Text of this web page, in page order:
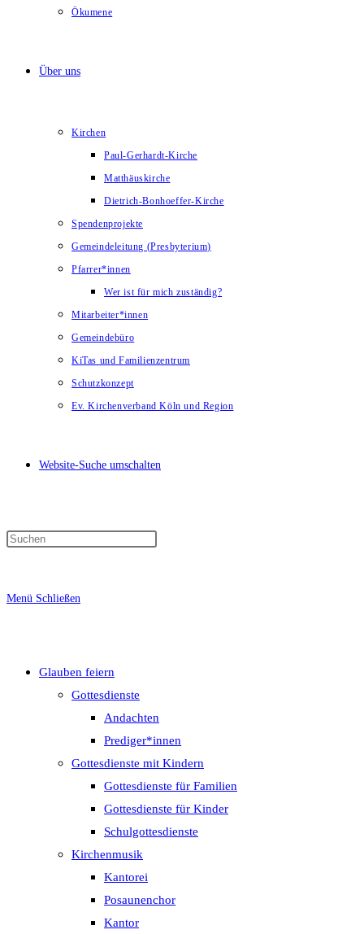
Ökumene
Über uns
Kirchen
Paul-Gerhardt-Kirche
Matthäuskirche
Dietrich-Bonhoeffer-Kirche
Spendenprojekte
Gemeindeleitung (Presbyterium)
Pfarrer*innen
Wer ist für mich zuständig?
Mitarbeiter*innen
Gemeindebüro
KiTas und Familienzentrum
Schutzkonzept
Ev. Kirchenverband Köln und Region
Website-Suche umschalten
Menü Schließen
Glauben feiern
Gottesdienste
Andachten
Prediger*innen
Gottesdienste mit Kindern
Gottesdienste für Familien
Gottesdienste für Kinder
Schulgottesdienste
Kirchenmusik
Kantorei
Posaunenchor
Kantor